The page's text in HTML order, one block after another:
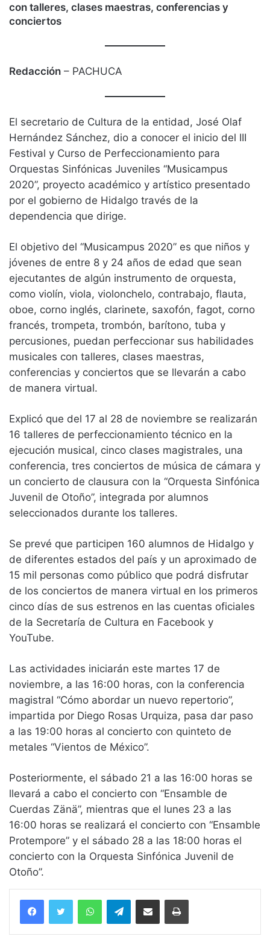
con talleres, clases maestras, conferencias y
conciertos
Redacción – PACHUCA
El secretario de Cultura de la entidad, José Olaf
Hernández Sánchez, dio a conocer el inicio del III
Festival y Curso de Perfeccionamiento para
Orquestas Sinfónicas Juveniles “Musicampus
2020”, proyecto académico y artístico presentado
por el gobierno de Hidalgo través de la
dependencia que dirige.
El objetivo del “Musicampus 2020” es que niños y
jóvenes de entre 8 y 24 años de edad que sean
ejecutantes de algún instrumento de orquesta,
como violín, viola, violonchelo, contrabajo, flauta,
oboe, corno inglés, clarinete, saxofón, fagot, corno
francés, trompeta, trombón, barítono, tuba y
percusiones, puedan perfeccionar sus habilidades
musicales con talleres, clases maestras,
conferencias y conciertos que se llevarán a cabo
de manera virtual.
Explicó que del 17 al 28 de noviembre se realizarán
16 talleres de perfeccionamiento técnico en la
ejecución musical, cinco clases magistrales, una
conferencia, tres conciertos de música de cámara y
un concierto de clausura con la “Orquesta Sinfónica
Juvenil de Otoño”, integrada por alumnos
seleccionados durante los talleres.
Se prevé que participen 160 alumnos de Hidalgo y
de diferentes estados del país y un aproximado de
15 mil personas como público que podrá disfrutar
de los conciertos de manera virtual en los primeros
cinco días de sus estrenos en las cuentas oficiales
de la Secretaría de Cultura en Facebook y
YouTube.
Las actividades iniciarán este martes 17 de
noviembre, a las 16:00 horas, con la conferencia
magistral “Cómo abordar un nuevo repertorio”,
impartida por Diego Rosas Urquiza, pasa dar paso
a las 19:00 horas al concierto con quinteto de
metales “Vientos de México”.
Posteriormente, el sábado 21 a las 16:00 horas se
llevará a cabo el concierto con “Ensamble de
Cuerdas Zänä”, mientras que el lunes 23 a las
16:00 horas se realizará el concierto con “Ensamble
Protempore” y el sábado 28 a las 18:00 horas el
concierto con la Orquesta Sinfónica Juvenil de
Otoño”.
WhatsAppTelegramCompartir vía email Imprimir